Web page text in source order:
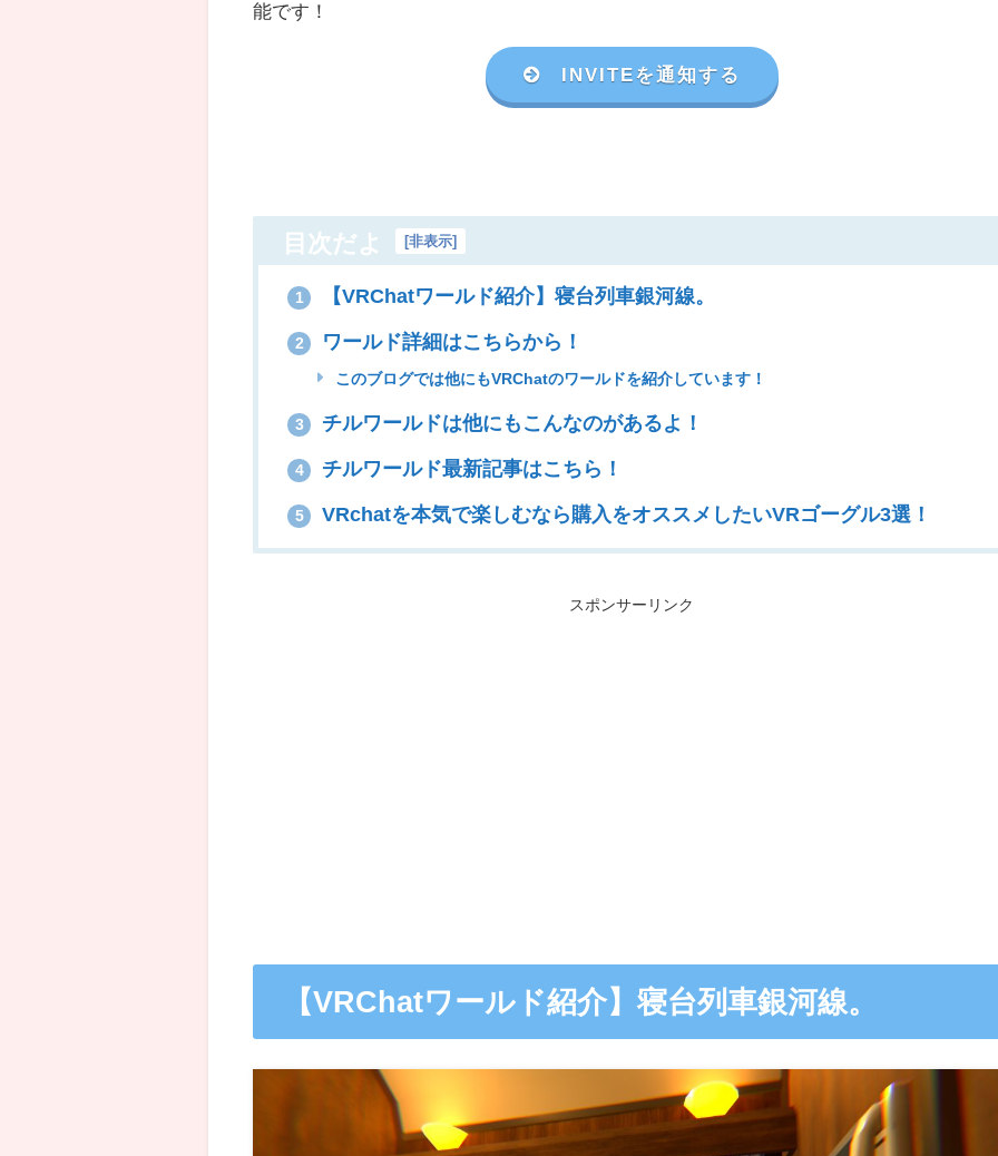
能です！
INVITEを通知する
目次だよ [非表示]
1 【VRChatワールド紹介】寝台列車銀河線。
2 ワールド詳細はこちらから！
このブログでは他にもVRChatのワールドを紹介しています！
3 チルワールドは他にもこんなのがあるよ！
4 チルワールド最新記事はこちら！
5 VRchatを本気で楽しむなら購入をオススメしたいVRゴーグル3選！
スポンサーリンク
【VRChatワールド紹介】寝台列車銀河線。